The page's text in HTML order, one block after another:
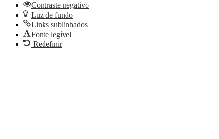
Contraste negativo
Luz de fundo
Links sublinhados
Fonte legível
Redefinir